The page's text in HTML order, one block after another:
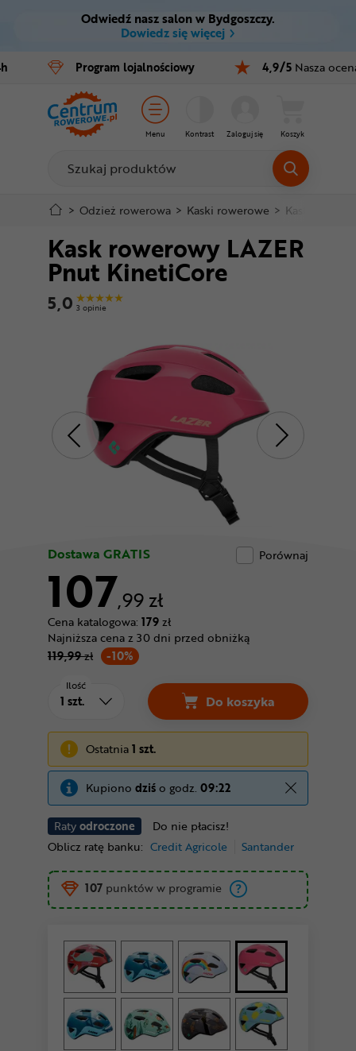
Ctrl M
Menu główne
Informacje o produkcie
Do koszyka
Szczegółowe informacje
Stopka
Mapa strony
Odwiedź nasz salon w Bydgoszczy.
Dowiedz się więcej
Program lojalnościowy 4,9/5 Nasza
Menu Kontrast Zaloguj się Koszyk
Rowery
E-bike
Części
Akcesoria
Odzież
Kaski
Buty
Odżywki
Nowości
Superoferta
> Odzież rowerowa > Kaski rowerowe > Kaski dla
Kask rowerowy LAZER
Pnut KinetiCore
5,0 3 opinie
Dostawa GRATIS Porównaj
107,99 zł
Cena katalogowa: 179zł
-10%
Najniższa cena z 30 dni przed obniżką
119,99zł
Ratyodroczone
Do nie płacisz!
Oblicz ratę banku: Credit Agricole Santander
Ilość
Do koszyka
Ostatnia1 szt.
Kupiono dziśo godz. 09:22
107 punktów w programie